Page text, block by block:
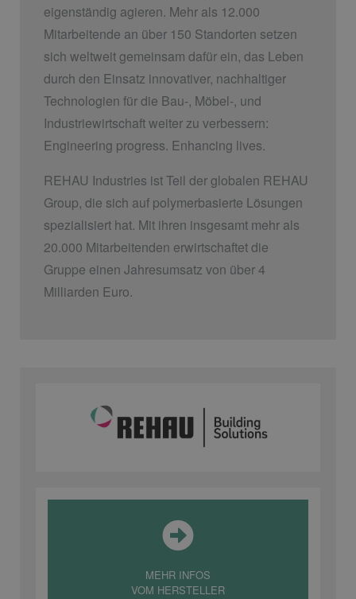
eigenständig agieren. Mehr als 12.000
Mitarbeitende an über 150 Standorten setzen
sich weltweit gemeinsam dafür ein, das Leben
durch den Einsatz innovativer, nachhaltiger
Technologien für die Bau-, Möbel-, und
Industriewirtschaft weiter zu verbessern:
Engineering progress. Enhancing lives.
REHAU Industries ist Teil der globalen REHAU
Group, die sich auf polymerbasierte Lösungen
spezialisiert hat. Mit ihren insgesamt mehr als
20.000 Mitarbeitenden erwirtschaftet die
Gruppe einen Jahresumsatz von über 4
Milliarden Euro.
MEHR INFOS
VOM HERSTELLER